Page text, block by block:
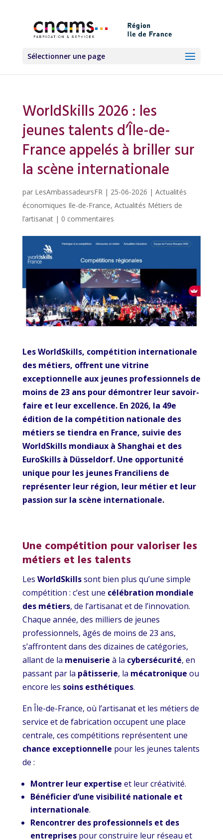
Sélectionner une page
WorldSkills 2026 : les
jeunes talents d’Île-de-
France appelés à briller sur
la scène internationale
par LesAmbassadeursFR| 25-06-2026 | Actualités
économiques Ile-de-France, Actualités Métiers de
l’artisanat| 0 commentaires
Les WorldSkills, compétition internationale
des métiers, offrent une vitrine
exceptionnelle aux jeunes professionnels de
moins de 23 ans pour démontrer leur savoir-
faire et leur excellence. En 2026, la 49e
édition de la compétition nationale des
métiers se tiendra en France, suivie des
WorldSkills mondiaux à Shanghai et des
EuroSkills à Düsseldorf. Une opportunité
unique pour les jeunes Franciliens de
représenter leur région, leur métier et leur
passion sur la scène internationale.
Une compétition pour valoriser les
métiers et les talents
Les WorldSkillssont bien plus qu’une simple
compétition : c’est une célébration mondiale
des métiers, de l’artisanat et de l’innovation.
Chaque année, des milliers de jeunes
professionnels, âgés de moins de 23 ans,
s’affrontent dans des dizaines de catégories,
allant de la menuiserie à la cybersécurité, en
passant par la pâtisserie, la mécatronique ou
encore les soins esthétiques.
En Île-de-France, où l’artisanat et les métiers de
service et de fabrication occupent une place
centrale, ces compétitions représentent une
chance exceptionnelle pour les jeunes talents
de :
Montrer leur expertise et leur créativité.
Bénéficier d’une visibilité nationale et
internationale.
Rencontrer des professionnels et des
entreprisespour construire leur réseau et